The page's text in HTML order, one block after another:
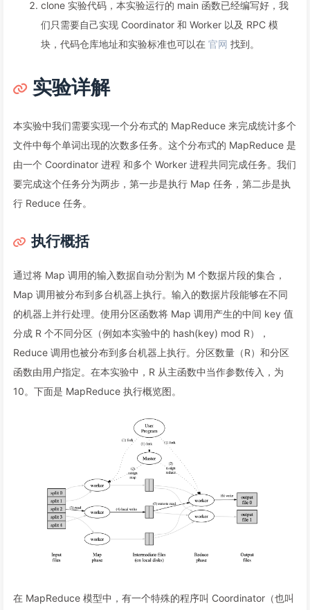
clone 实验代码，本实验运行的 main 函数已经编写好，我
们只需要自己实现 Coordinator 和 Worker 以及 RPC 模
块，代码仓库地址和实验标准也可以在 官网 找到。
实验详解
本实验中我们需要实现一个分布式的 MapReduce 来完成统计多个
文件中每个单词出现的次数多任务。这个分布式的 MapReduce 是
由一个 Coordinator 进程 和多个 Worker 进程共同完成任务。我们
要完成这个任务分为两步，第一步是执行 Map 任务，第二步是执
行 Reduce 任务。
执行概括
通过将 Map 调用的输入数据自动分割为 M 个数据片段的集合，
Map 调用被分布到多台机器上执行。输入的数据片段能够在不同
的机器上并行处理。使用分区函数将 Map 调用产生的中间 key 值
分成 R 个不同分区（例如本实验中的 hash(key) mod R），
Reduce 调用也被分布到多台机器上执行。分区数量（R）和分区
函数由用户指定。在本实验中，R 从主函数中当作参数传入，为
10。下面是 MapReduce 执行概览图。
在 MapReduce 模型中，有一个特殊的程序叫 Coordinator（也叫